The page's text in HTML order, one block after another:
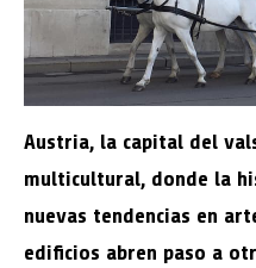
Austria, la capital del
multicultural, donde la
nuevas tendencias en
edificios abren paso a